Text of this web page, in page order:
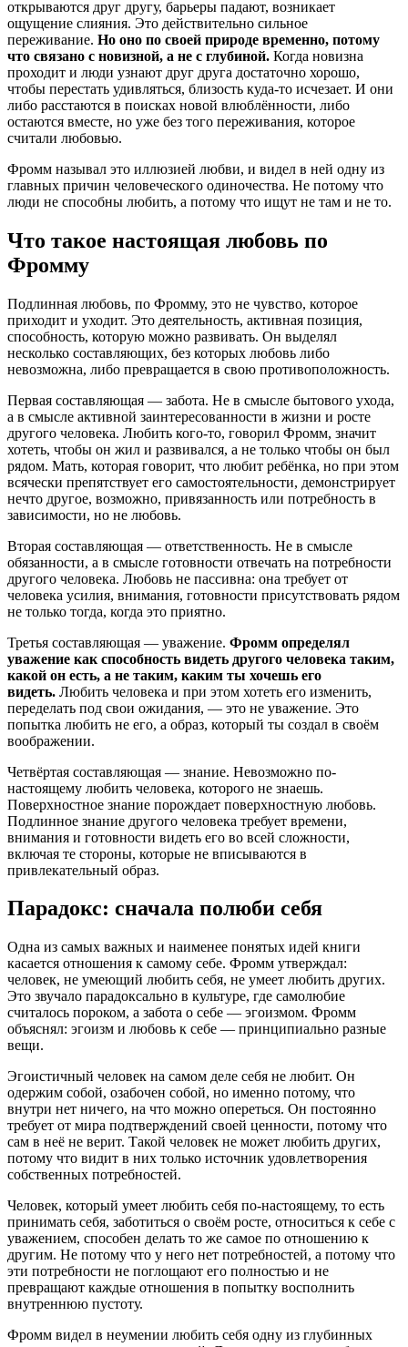
открываются друг другу, барьеры падают, возникает
ощущение слияния. Это действительно сильное
переживание. Но оно по своей природе временно, потому
что связано с новизной, а не с глубиной. Когда новизна
проходит и люди узнают друг друга достаточно хорошо,
чтобы перестать удивляться, близость куда-то исчезает. И они
либо расстаются в поисках новой влюблённости, либо
остаются вместе, но уже без того переживания, которое
считали любовью.
Фромм называл это иллюзией любви, и видел в ней одну из
главных причин человеческого одиночества. Не потому что
люди не способны любить, а потому что ищут не там и не то.
Что такое настоящая любовь по
Фромму
Подлинная любовь, по Фромму, это не чувство, которое
приходит и уходит. Это деятельность, активная позиция,
способность, которую можно развивать. Он выделял
несколько составляющих, без которых любовь либо
невозможна, либо превращается в свою противоположность.
Первая составляющая — забота. Не в смысле бытового ухода,
а в смысле активной заинтересованности в жизни и росте
другого человека. Любить кого-то, говорил Фромм, значит
хотеть, чтобы он жил и развивался, а не только чтобы он был
рядом. Мать, которая говорит, что любит ребёнка, но при этом
всячески препятствует его самостоятельности, демонстрирует
нечто другое, возможно, привязанность или потребность в
зависимости, но не любовь.
Вторая составляющая — ответственность. Не в смысле
обязанности, а в смысле готовности отвечать на потребности
другого человека. Любовь не пассивна: она требует от
человека усилия, внимания, готовности присутствовать рядом
не только тогда, когда это приятно.
Третья составляющая — уважение. Фромм определял
уважение как способность видеть другого человека таким,
какой он есть, а не таким, каким ты хочешь его
видеть. Любить человека и при этом хотеть его изменить,
переделать под свои ожидания, — это не уважение. Это
попытка любить не его, а образ, который ты создал в своём
воображении.
Четвёртая составляющая — знание. Невозможно по-
настоящему любить человека, которого не знаешь.
Поверхностное знание порождает поверхностную любовь.
Подлинное знание другого человека требует времени,
внимания и готовности видеть его во всей сложности,
включая те стороны, которые не вписываются в
привлекательный образ.
Парадокс: сначала полюби себя
Одна из самых важных и наименее понятых идей книги
касается отношения к самому себе. Фромм утверждал:
человек, не умеющий любить себя, не умеет любить других.
Это звучало парадоксально в культуре, где самолюбие
считалось пороком, а забота о себе — эгоизмом. Фромм
объяснял: эгоизм и любовь к себе — принципиально разные
вещи.
Эгоистичный человек на самом деле себя не любит. Он
одержим собой, озабочен собой, но именно потому, что
внутри нет ничего, на что можно опереться. Он постоянно
требует от мира подтверждений своей ценности, потому что
сам в неё не верит. Такой человек не может любить других,
потому что видит в них только источник удовлетворения
собственных потребностей.
Человек, который умеет любить себя по-настоящему, то есть
принимать себя, заботиться о своём росте, относиться к себе с
уважением, способен делать то же самое по отношению к
другим. Не потому что у него нет потребностей, а потому что
эти потребности не поглощают его полностью и не
превращают каждые отношения в попытку восполнить
внутреннюю пустоту.
Фромм видел в неумении любить себя одну из глубинных